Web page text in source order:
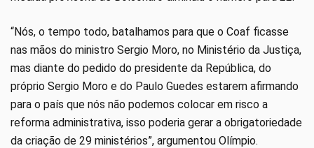
“Nós, o tempo todo, batalhamos para que o Coaf ficasse
nas mãos do ministro Sergio Moro, no Ministério da Justiça,
mas diante do pedido do presidente da República, do
próprio Sergio Moro e do Paulo Guedes estarem afirmando
para o país que nós não podemos colocar em risco a
reforma administrativa, isso poderia gerar a obrigatoriedade
da criação de 29 ministérios”, argumentou Olímpio.